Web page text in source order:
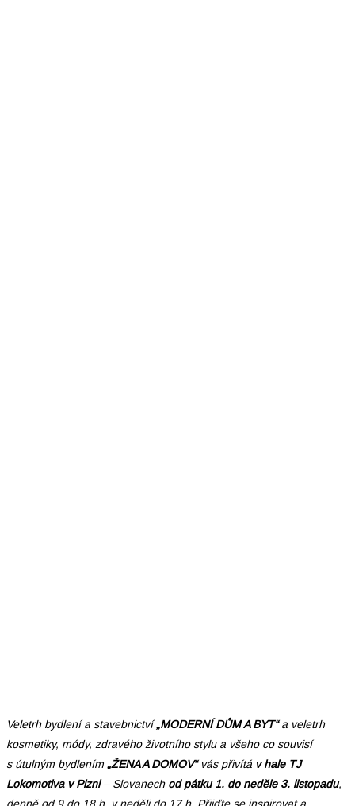
Veletrh bydlení a stavebnictví„MODERNÍ DŮM A BYT“a veletrh
kosmetiky, módy, zdravého životního stylu a všeho co souvisí
s útulným bydlením „ŽENA A DOMOV“vás přivítá v hale TJ
Lokomotiva v Plzni– Slovanech od pátku 1. do neděle 3. listopadu,